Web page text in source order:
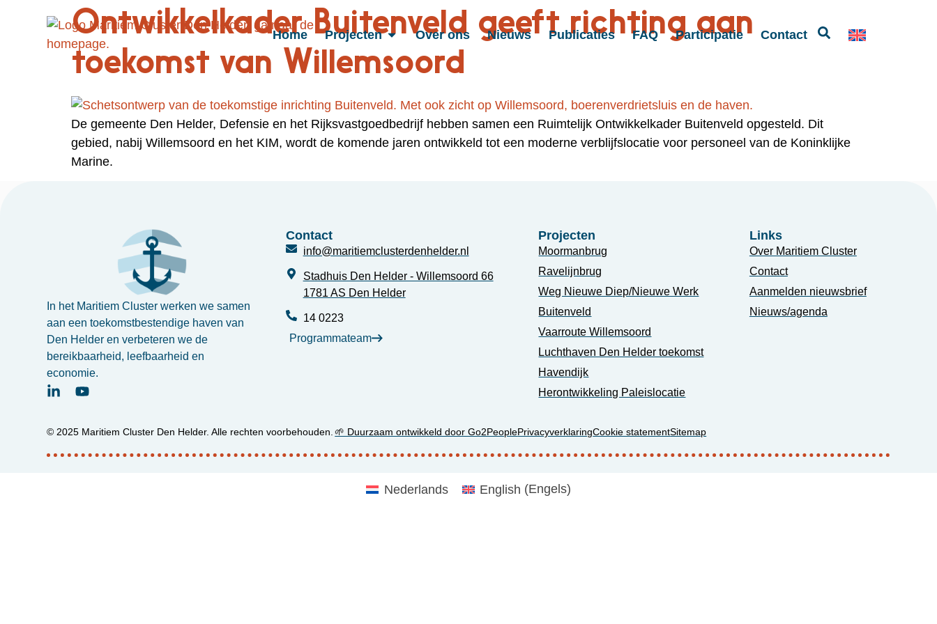
Home Projecten Over ons Nieuws Publicaties FAQ Participatie Contact
Ontwikkelkader Buitenveld geeft richting aan
toekomst van Willemsoord
De gemeente Den Helder, Defensie en het Rijksvastgoedbedrijf hebben samen een Ruimtelijk Ontwikkelkader Buitenveld opgesteld. Dit
gebied, nabij Willemsoord en het KIM, wordt de komende jaren ontwikkeld tot een moderne verblijfslocatie voor personeel van de Koninklijke
Marine.
In het Maritiem Cluster werken we samen
aan een toekomstbestendige haven van
Den Helder en verbeteren we de
bereikbaarheid, leefbaarheid en
economie.
Contact
info@maritiemclusterdenhelder.nl
Stadhuis Den Helder - Willemsoord 66
1781 AS Den Helder
14 0223
Programmateam
Projecten
Moormanbrug
Ravelijnbrug
Weg Nieuwe Diep/Nieuwe Werk
Buitenveld
Vaarroute Willemsoord
Luchthaven Den Helder toekomst
Havendijk
Herontwikkeling Paleislocatie
Links
Over Maritiem Cluster
Contact
Aanmelden nieuwsbrief
Nieuws/agenda
© 2025 Maritiem Cluster Den Helder. Alle rechten voorbehouden. 🌱 Duurzaam ontwikkeld door Go2PeoplePrivacyverklaringCookie statementSitemap
Nederlands English (Engels)